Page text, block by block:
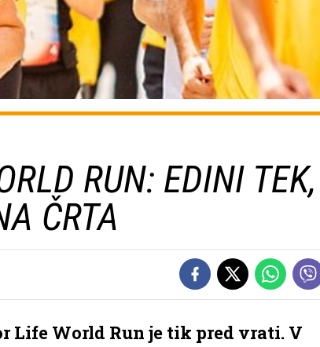
RUN: EDINI TEK,
ČRTA
Life World Run je tik pred vrati. V